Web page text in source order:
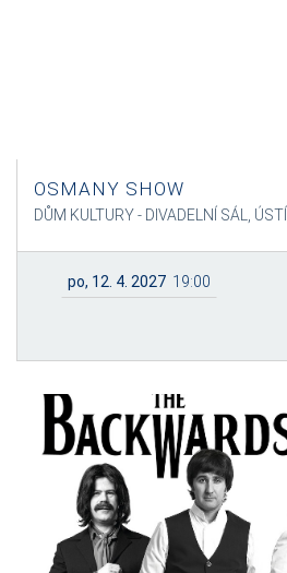
OSMANY SHOW
DŮM KULTURY - DIVADELNÍ SÁL,
po, 12. 4. 2027 19:00